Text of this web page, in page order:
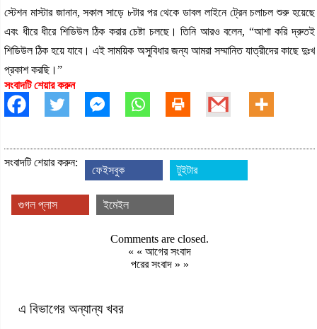
স্টেশন মাস্টার জানান, সকাল সাড়ে ৮টার পর থেকে ডাবল লাইনে ট্রেন চলাচল শুরু হয়েছে
এবং ধীরে ধীরে শিডিউল ঠিক করার চেষ্টা চলছে। তিনি আরও বলেন, “আশা করি দ্রুতই
শিডিউল ঠিক হয়ে যাবে। এই সাময়িক অসুবিধার জন্য আমরা সম্মানিত যাত্রীদের কাছে দুঃখ
প্রকাশ করছি।”
সংবাদটি শেয়ার করুন
সংবাদটি শেয়ার করুন:
ফেইসবুক টুইটার
গুগল প্লাস ইমেইল
Comments are closed.
« «আগের সংবাদ
পরের সংবাদ » »
এ বিভাগের অন্যান্য খবর